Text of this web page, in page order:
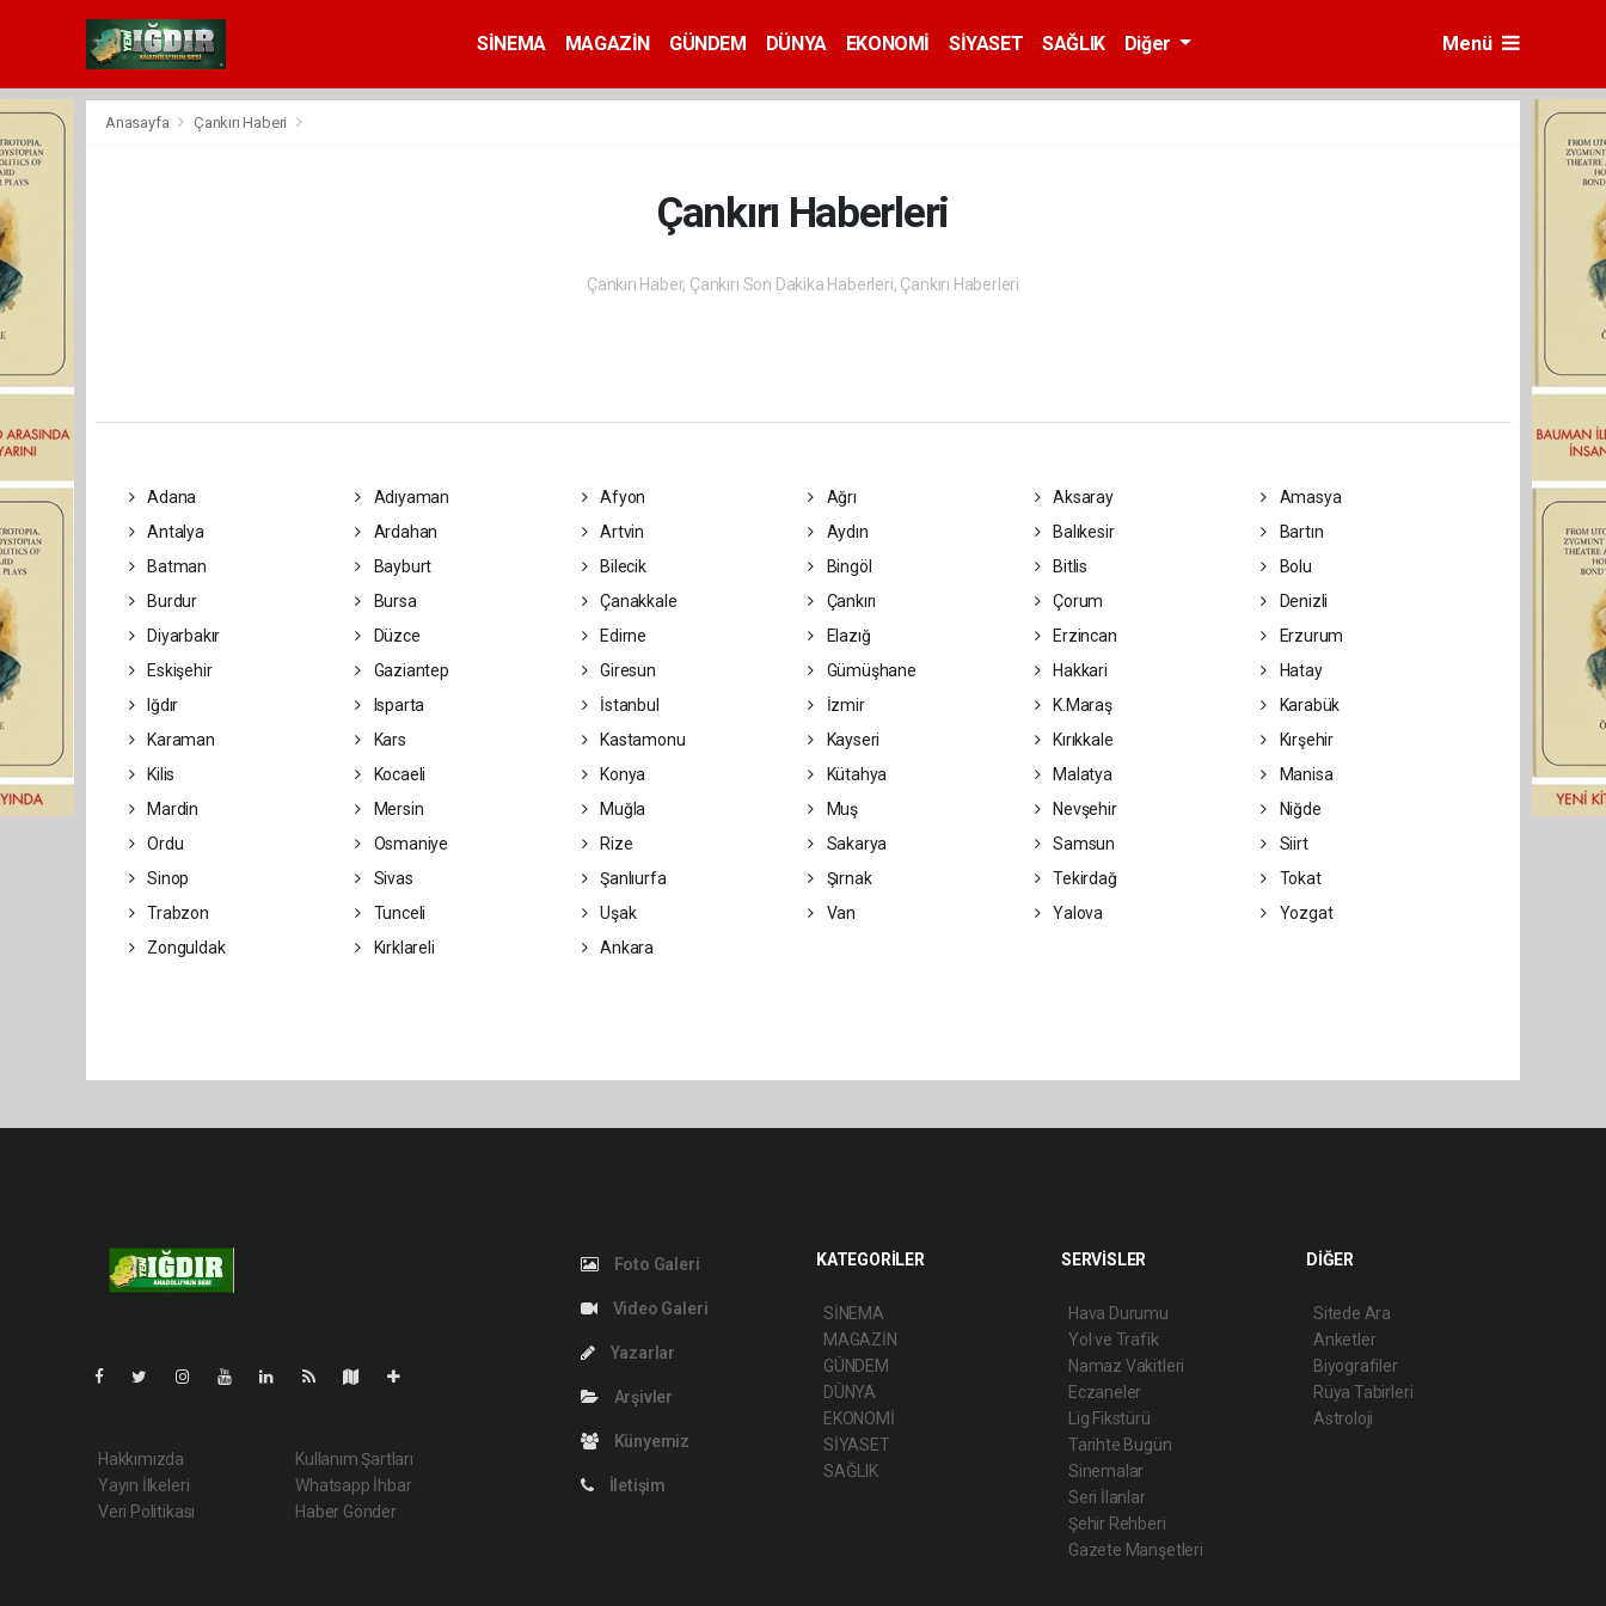
SİNEMA MAGAZİN GÜNDEM DÜNYA EKONOMİ SİYASET SAĞLIK Diğer Menü
Anasayfa Çankırı Haberi
Çankırı Haberleri
Çankırı Haber, Çankırı Son Dakika Haberleri, Çankırı Haberleri
Adana Adıyaman Afyon Ağrı Aksaray
Amasya
Antalya
Ardahan Artvin Aydın Balıkesir
Bartın
Batman
Bayburt Bilecik Bingöl Bitlis
Bolu
Burdur
Bursa Çanakkale Çankırı Çorum
Denizli
Diyarbakır
Düzce Edirne Elazığ Erzincan
Erzurum
Eskişehir
Gaziantep Giresun Gümüşhane Hakkari
Hatay
Iğdır
Isparta İstanbul İzmir K.Maraş
Karabük
Karaman
Kars Kastamonu Kayseri Kırıkkale
Kırşehir
Kilis
Kocaeli Konya Kütahya Malatya
Manisa
Mardin
Mersin Muğla Muş Nevşehir
Niğde
Ordu
Osmaniye Rize Sakarya Samsun
Siirt
Sinop
Sivas Şanlıurfa Şırnak Tekirdağ
Tokat
Trabzon
Tunceli Uşak Van Yalova
Yozgat
Zonguldak
Kırklareli Ankara
Hakkımızda
Yayın İlkeleri
Veri Politikası
Kullanım Şartları
Whatsapp İhbar
Haber Gönder
Foto Galeri
Video Galeri
Yazarlar
Arşivler
Künyemiz
İletişim
KATEGORİLER
SİNEMA
MAGAZİN
GÜNDEM
DÜNYA
EKONOMİ
SİYASET
SAĞLIK
SERVİSLER
Hava Durumu
Yol ve Trafik
Namaz Vakitleri
Eczaneler
Lig Fikstürü
Tarihte Bugün
Sinemalar
Seri İlanlar
Şehir Rehberi
Gazete Manşetleri
DİĞER
Sitede Ara
Anketler
Biyografiler
Rüya Tabirleri
Astroloji